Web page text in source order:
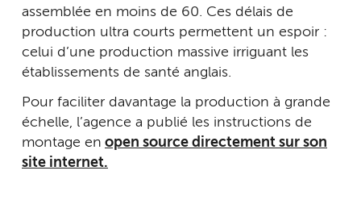
assemblée en moins de 60. Ces délais de
production ultra courts permettent un espoir :
celui d’une production massive irriguant les
établissements de santé anglais.
Pour faciliter davantage la production à grande
échelle, l’agence a publié les instructions de
montage en open source directement sur son
site internet.